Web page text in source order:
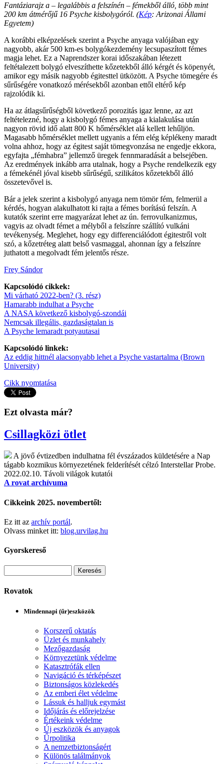
Fantáziarajz a – legalábbis a felszínén – fémekből álló, több mint
200 km átmérőjű 16 Psyche kisbolygóról. (Kép: Arizonai Állami
Egyetem)
A korábbi elképzelések szerint a Psyche anyaga valójában egy
nagyobb, akár 500 km-es bolygókezdemény lecsupaszított fémes
magja lehet. Ez a Naprendszer korai időszakában létezett
feltétalezett bolygó elveszíthette kőzetekből álló kérgét és köpenyét,
amikor egy másik nagyobb égitesttel ütközött. A Psyche tömegére és
sűrűségére vonatkozó mérésekből azonban ettől eltérő kép
rajzolódik ki.
Ha az átlagsűrűségből következő porozitás igaz lenne, az azt
feltételezné, hogy a kisbolygó fémes anyaga a kialakulása után
nagyon rövid idő alatt 800 K hőmérséklet alá kellett lehűljön.
Magasabb hőmérséklet mellett ugyanis a fém elég képlékeny maradt
volna ahhoz, hogy az égitest saját tömegvonzása ne engedje ekkora,
egyfajta „fémhabra” jellemző üregek fennmaradását a belsejében.
Az eredmények inkább arra utalnak, hogy a Psyche rendelkezik egy
a fémekénél jóval kisebb sűrűségű, szilikátos kőzetekből álló
összetevővel is.
Bár a jelek szerint a kisbolygó anyaga nem tömör fém, felmerül a
kérdés, hogyan alakulhatott ki rajta a fémes borítású felszín. A
kutatók szerint erre magyarázat lehet az ún. ferrovulkanizmus,
vagyis az olvadt fémet a mélyből a felszínre szállító vulkáni
tevékenység. Meglehet, hogy egy differenciálódott égitestről volt
szó, a kőzetréteg alatt belső vasmaggal, ahonnan így a felszínre
juthatott a megolvadt fém jelentős része.
Frey Sándor
Kapcsolódó cikkek:
Mi várható 2022-ben? (3. rész)
Hamarabb indulhat a Psyche
A NASA következő kisbolygó-szondái
Nemcsak illegális, gazdaságtalan is
A Psyche lemaradt potyautasai
Kapcsolódó linkek:
Az eddig hittnél alacsonyabb lehet a Psyche vastartalma (Brown
University)
Cikk nyomtatása
Ezt olvasta már?
Csillagközi ötlet
A jövő évtizedben indulhatna fél évszázados küldetésére a Nap
tágabb kozmikus környezetének felderítését célzó Interstellar Probe.
2022.02.10. Távoli világok kutatói
A rovat archívuma
Cikkeink 2025. novembertől:
Ez itt az archív portál.
Olvass minket itt: blog.urvilag.hu
Gyorskereső
Rovatok
Mindennapi (űr)eszközök
Korszerű oktatás
Üzlet és munkahely
Mezőgazdaság
Környezetünk védelme
Katasztrófák ellen
Navigáció és térképészet
Biztonságos közlekedés
Az emberi élet védelme
Lássuk és halljuk egymást
Időjárás és előrejelzése
Értékeink védelme
Új eszközök és anyagok
Űrpolitika
A nemzetbiztonságért
Különös találmányok